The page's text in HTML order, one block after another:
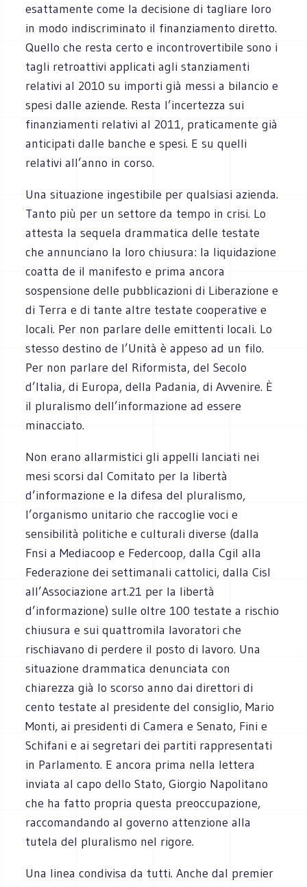
esattamente come la decisione di tagliare loro
in modo indiscriminato il finanziamento diretto.
Quello che resta certo e incontrovertibile sono i
tagli retroattivi applicati agli stanziamenti
relativi al 2010 su importi già messi a bilancio e
spesi dalle aziende. Resta l’incertezza sui
finanziamenti relativi al 2011, praticamente già
anticipati dalle banche e spesi. E su quelli
relativi all’anno in corso.
Una situazione ingestibile per qualsiasi azienda.
Tanto più per un settore da tempo in crisi. Lo
attesta la sequela drammatica delle testate
che annunciano la loro chiusura: la liquidazione
coatta de il manifesto e prima ancora
sospensione delle pubblicazioni di Liberazione e
di Terra e di tante altre testate cooperative e
locali. Per non parlare delle emittenti locali. Lo
stesso destino de l’Unità è appeso ad un filo.
Per non parlare del Riformista, del Secolo
d’Italia, di Europa, della Padania, di Avvenire. È
il pluralismo dell’informazione ad essere
minacciato.
Non erano allarmistici gli appelli lanciati nei
mesi scorsi dal Comitato per la libertà
d’informazione e la difesa del pluralismo,
l’organismo unitario che raccoglie voci e
sensibilità politiche e culturali diverse (dalla
Fnsi a Mediacoop e Federcoop, dalla Cgil alla
Federazione dei settimanali cattolici, dalla Cisl
all’Associazione art.21 per la libertà
d’informazione) sulle oltre 100 testate a rischio
chiusura e sui quattromila lavoratori che
rischiavano di perdere il posto di lavoro. Una
situazione drammatica denunciata con
chiarezza già lo scorso anno dai direttori di
cento testate al presidente del consiglio, Mario
Monti, ai presidenti di Camera e Senato, Fini e
Schifani e ai segretari dei partiti rappresentati
in Parlamento. E ancora prima nella lettera
inviata al capo dello Stato, Giorgio Napolitano
che ha fatto propria questa preoccupazione,
raccomandando al governo attenzione alla
tutela del pluralismo nel rigore.
Una linea condivisa da tutti. Anche dal premier